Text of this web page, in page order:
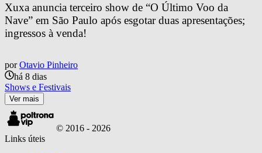
Xuxa anuncia terceiro show de “O Último Voo da
Nave” em São Paulo após esgotar duas apresentações;
ingressos à venda!
por Otavio Pinheiro
há 8 dias
Shows e Festivais
Ver mais
© 2016 - 2026
Links úteis